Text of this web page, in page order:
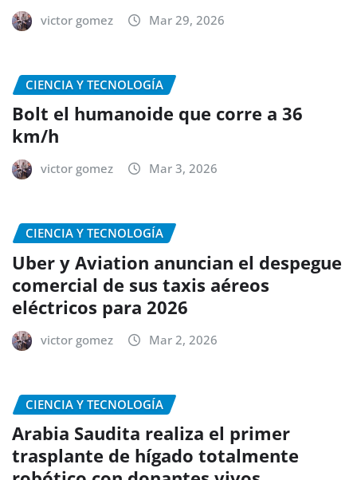
victor gomez Mar 29, 2026
CIENCIA Y TECNOLOGÍA
Bolt el humanoide que corre a 36
km/h
victor gomez Mar 3, 2026
CIENCIA Y TECNOLOGÍA
Uber y Aviation anuncian el despegue
comercial de sus taxis aéreos
eléctricos para 2026
victor gomez Mar 2, 2026
CIENCIA Y TECNOLOGÍA
Arabia Saudita realiza el primer
trasplante de hígado totalmente